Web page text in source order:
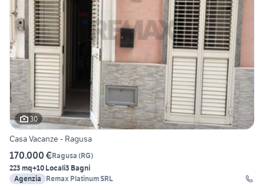
30
Casa Vacanze - Ragusa
170.000 €Ragusa (RG)
223 mq+10 Locali3 Bagni
Agenzia
Remax Platinum SRL